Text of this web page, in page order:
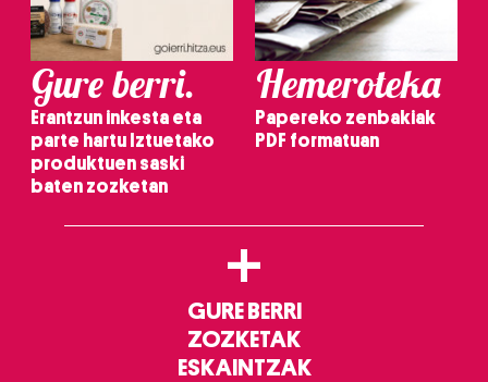
Gure berri.
Erantzun inkesta eta
parte hartu Iztuetako
produktuen saski
baten zozketan
Hemeroteka
Papereko zenbakiak
PDF formatuan
+
GURE BERRI
ZOZKETAK
ESKAINTZAK